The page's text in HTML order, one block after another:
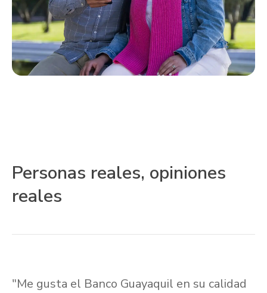
Personas reales, opiniones
reales
"Me gusta el Banco Guayaquil en su calidad